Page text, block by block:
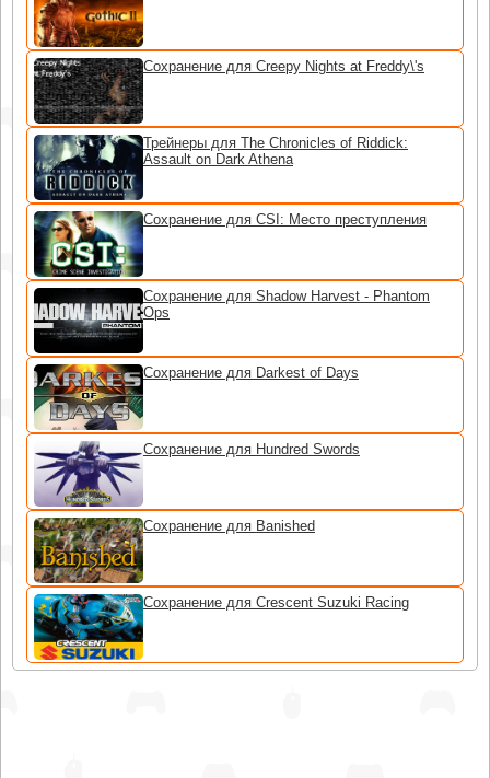
Сохранение для Creepy Nights at Freddy\'s
Трейнеры для The Chronicles of Riddick:
Assault on Dark Athena
Сохранение для CSI: Место преступления
Сохранение для Shadow Harvest - Phantom
Ops
Сохранение для Darkest of Days
Сохранение для Hundred Swords
Сохранение для Banished
Сохранение для Crescent Suzuki Racing